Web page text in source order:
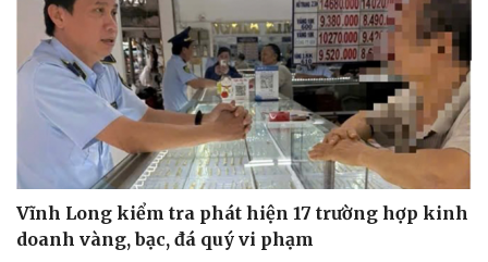
Vĩnh Long kiểm tra phát hiện 17 trường hợp kinh
doanh vàng, bạc, đá quý vi phạm